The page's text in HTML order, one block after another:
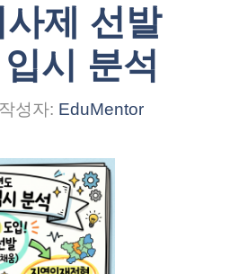
제 선발
시 분석
작성자: EduMentor